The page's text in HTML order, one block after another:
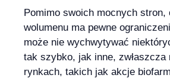
Pomimo swoich mocnych stron,
wolumenu ma pewne
może nie wychwytywać
tak szybko, jak inne, zwłaszcza
rynkach, takich jak akcje